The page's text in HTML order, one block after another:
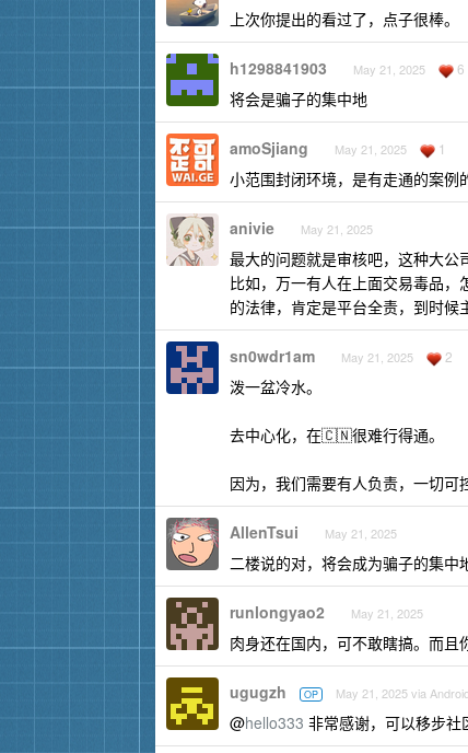
上次你提出的看过了，点子很棒。
h1298841903 May 21, 2025 6
将会是骗子的集中地
amoSjiang May 21, 2025 1
小范围封闭环境，是有走通的案例
anivie May 21, 2025
最大的问题就是审核吧，这种大
比如，万一有人在上面交易毒品
的法律，肯定是平台全责，到时候
sn0wdr1am May 21, 2025 2
泼一盆冷水。
去中心化，在🇨🇳很难行得通。
因为，我们需要有人负责，一切可
AllenTsui May 21, 2025
二楼说的对，将会成为骗子的集中
runlongyao2 May 21, 2025
肉身还在国内，可不敢瞎搞。而
ugugzh OP May 21, 2025 via Android
@hello333 非常感谢，可以移步社